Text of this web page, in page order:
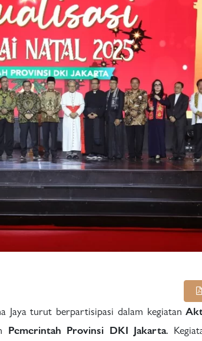
Jaya turut berpartisipasi dalam kegiatan
Pemerintah Provinsi DKI Jakarta.